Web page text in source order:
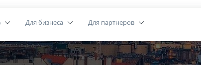
Для бизнеса Для партнеров